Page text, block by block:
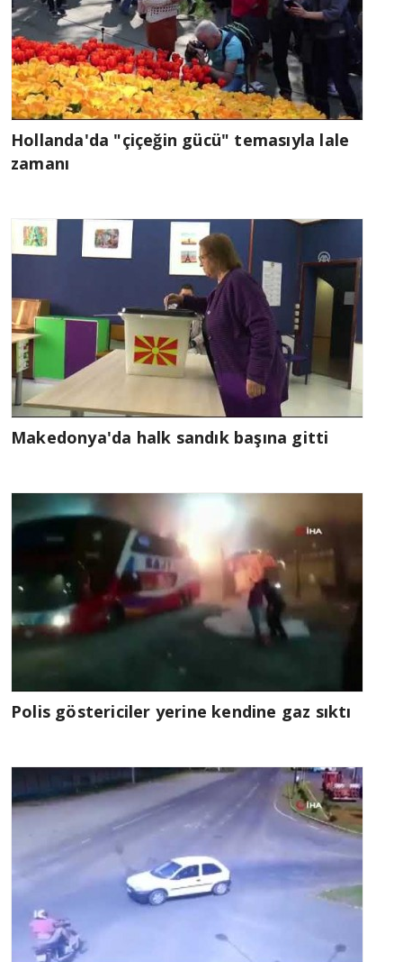
Hollanda'da "çiçeğin gücü" temasıyla lale
zamanı
Makedonya'da halk sandık başına gitti
Polis göstericiler yerine kendine gaz sıktı